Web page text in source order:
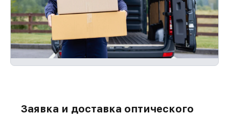
Заявка и доставка оптического